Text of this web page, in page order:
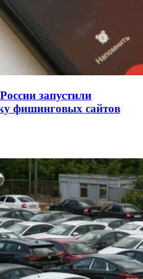
запустили
фишинговых сайтов